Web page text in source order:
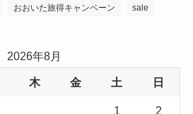
おおいた旅得キャンペーン sale
2026年8月
木 金 土 日
1 2